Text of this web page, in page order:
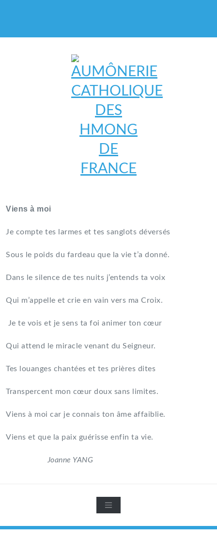
DES HMONG DE FRANCE
Viens à moi
Je compte tes larmes et tes sanglots déversés
Sous le poids du fardeau que la vie t’a donné.
Dans le silence de tes nuits j’entends ta voix
Qui m’appelle et crie en vain vers ma Croix.
Je te vois et je sens ta foi animer ton cœur
Qui attend le miracle venant du Seigneur.
Tes louanges chantées et tes prières dites
Transpercent mon cœur doux sans limites.
Viens à moi car je connais ton âme affaiblie.
Viens et que la paix guérisse enfin ta vie.
Joanne YANG